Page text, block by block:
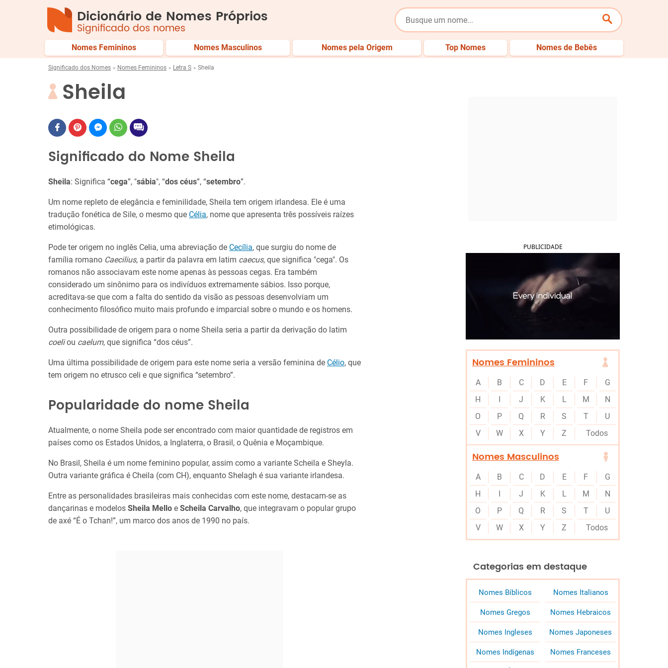
Dicionário de Nomes Próprios
Significado dos nomes
Nomes Femininos Nomes Masculinos Nomes pela Origem Top Nomes Nomes de Bebês
Significado dos Nomes Nomes Femininos Letra S Sheila
Sheila
Significado do Nome Sheila
Sheila: Significa “cega”, "sábia", “dos céus”, “setembro”.
Um nome repleto de elegância e feminilidade, Sheila tem origem irlandesa. Ele é uma
tradução fonética de Sile, o mesmo que Célia, nome que apresenta três possíveis raízes
etimológicas.
Pode ter origem no inglês Celia, uma abreviação de Cecília, que surgiu do nome de
família romano Caecilius, a partir da palavra em latim caecus, que significa "cega". Os
romanos não associavam este nome apenas às pessoas cegas. Era também
considerado um sinônimo para os indivíduos extremamente sábios. Isso porque,
acreditava-se que com a falta do sentido da visão as pessoas desenvolviam um
conhecimento filosófico muito mais profundo e imparcial sobre o mundo e os homens.
Outra possibilidade de origem para o nome Sheila seria a partir da derivação do latim
coeliou caelum, que significa “dos céus”.
Uma última possibilidade de origem para este nome seria a versão feminina de Célio, que
tem origem no etrusco celi e que significa “setembro”.
Popularidade do nome Sheila
Atualmente, o nome Sheila pode ser encontrado com maior quantidade de registros em
países como os Estados Unidos, a Inglaterra, o Brasil, o Quênia e Moçambique.
No Brasil, Sheila é um nome feminino popular, assim como a variante Scheila e Sheyla.
Outra variante gráfica é Cheila (com CH), enquanto Shelagh é sua variante irlandesa.
Entre as personalidades brasileiras mais conhecidas com este nome, destacam-se as
dançarinas e modelos Sheila Mello e Scheila Carvalho, que integravam o popular grupo
de axé “É o Tchan!”, um marco dos anos de 1990 no país.
PUBLICIDADE
Nomes Femininos
A B C D E F
G
H
I J K L M
N
O
P Q R S T
U
V
W X Y Z Todos
Nomes Masculinos
A B C D E F
G
H
I J K L M
N
O
P Q R S T
U
V
W X Y Z Todos
Categorias em destaque
Nomes Bíblicos Nomes Italianos
Nomes Gregos Nomes Hebraicos
Nomes Ingleses Nomes Japoneses
Nomes Indígenas Nomes Franceses